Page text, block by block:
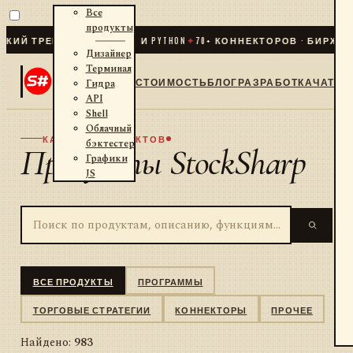
ДЛЯ .NET И PYTHON ✦70+ КОННЕКТОРОВ · БИРЖИ ·
Все
продукты
Дизайнер
Терминал
Гидра
API
Shell
Облачный
бэктестер
Графики
JS
СТОИМОСТЬБЛОГРАЗРАБОТКАЧАТ
КАТАЛОГ ПРОДУКТОВ
Продукты StockSharp
ВСЕ ПРОДУКТЫ ПРОГРАММЫ
ТОРГОВЫЕ СТРАТЕГИИ КОННЕКТОРЫ ПРОЧЕЕ
Найдено: 983